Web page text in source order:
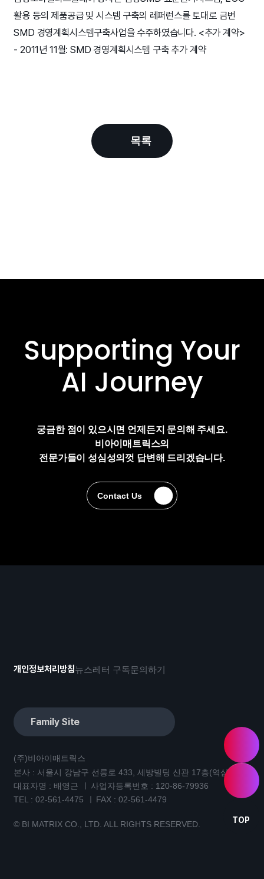
활용 등의 제품공급 및 시스템 구축의 레퍼런스를 토대로 금번
SMD 경영계획시스템구축사업을 수주하였습니다. <추가 계약>
- 2011년 11월: SMD 경영계획시스템 구축 추가 계약
목록
Supporting Your
AI Journey
궁금한 점이 있으시면 언제든지 문의해 주세요.
비아이매트릭스의
전문가들이 성심성의껏 답변해 드리겠습니다.
Contact Us
Contact Us
개인정보처리방침뉴스레터 구독문의하기
Family Site
(주)비아이매트릭스
본사 : 서울시 강남구 선릉로 433, 세방빌딩 신관 17층(역삼동)
대표자명 : 배영근
사업자등록번호 : 120-86-79936
TEL :02-561-4475 FAX : 02-561-4479
© BI MATRIX CO., LTD. ALL RIGHTS RESERVED. TOP